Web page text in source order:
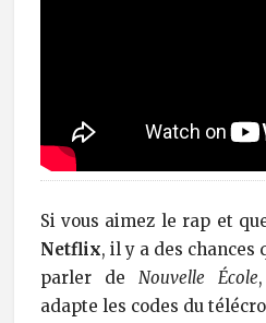
Si vous aimez le rap et
Netflix, il y a des chances
parler deNouvelle École
adapte les codes du